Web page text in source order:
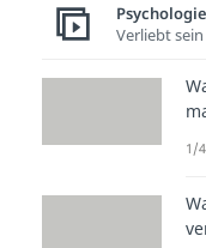
Psychologie
Verliebt sein
1/